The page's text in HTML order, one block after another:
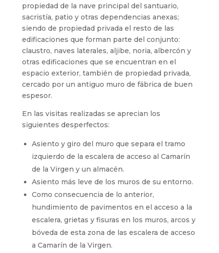
propiedad de la nave principal del santuario,
sacristía, patio y otras dependencias anexas;
siendo de propiedad privada el resto de las
edificaciones que forman parte del conjunto:
claustro, naves laterales, aljibe, noria, albercón y
otras edificaciones que se encuentran en el
espacio exterior, también de propiedad privada,
cercado por un antiguo muro de fábrica de buen
espesor.
En las visitas realizadas se aprecian los
siguientes desperfectos:
Asiento y giro del muro que separa el tramo
izquierdo de la escalera de acceso al Camarín
de la Virgen y un almacén.
Asiento más leve de los muros de su entorno.
Como consecuencia de lo anterior,
hundimiento de pavimentos en el acceso a la
escalera, grietas y fisuras en los muros, arcos y
bóveda de esta zona de las escalera de acceso
a Camarín de la Virgen.